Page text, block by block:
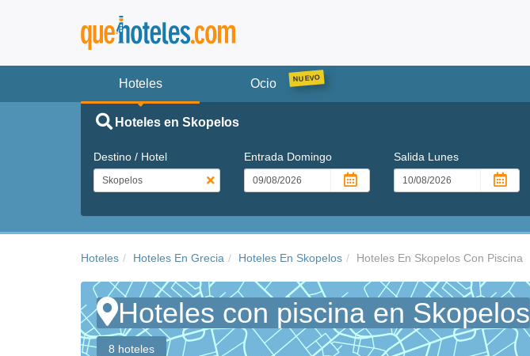
Hoteles Ocio
Hoteles en Skopelos
Destino / Hotel Entrada Domingo Salida Lunes
Hoteles Hoteles En Grecia Hoteles En Skopelos Hoteles En Skopelos Con Piscina
Hoteles con piscina en Skopelos
8 hoteles